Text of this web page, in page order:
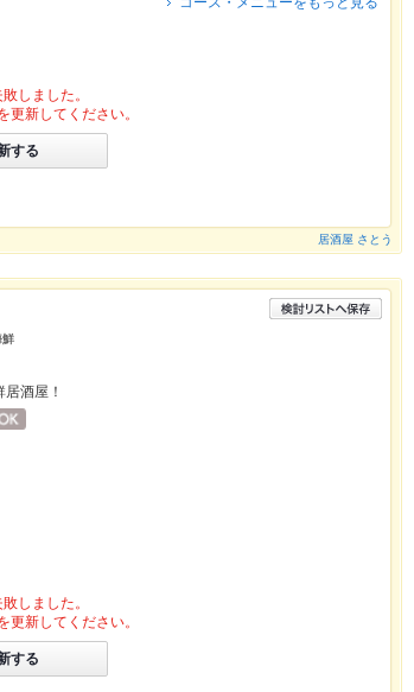
しました。
更新してください。
する
居酒屋 さとう
鮮
酒屋！
しました。
更新してください。
する